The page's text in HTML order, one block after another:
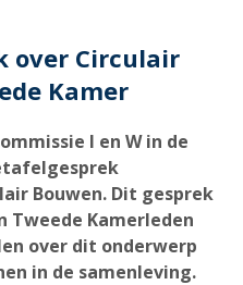
over Circulair
Kamer
I en W in de
Bouwen. Dit gesprek
Tweede Kamerleden
over dit onderwerp
in de samenleving.